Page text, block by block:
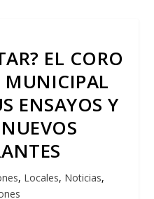
EL CORO
ENSAYOS Y
, Locales, Noticias,